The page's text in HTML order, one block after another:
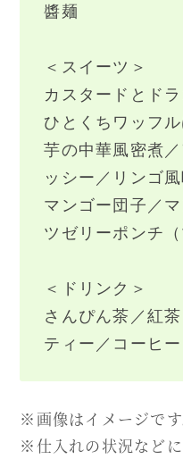
醬麺
＜スイーツ＞
カスタードとド
ひとくちワッフ
芋の中華風密煮
ッシー／リンゴ
マンゴー団子／
ツゼリーポンチ
＜ドリンク＞
さんぴん茶／紅
ティー／コーヒー
※画像はイメージです
※仕入れの状況など